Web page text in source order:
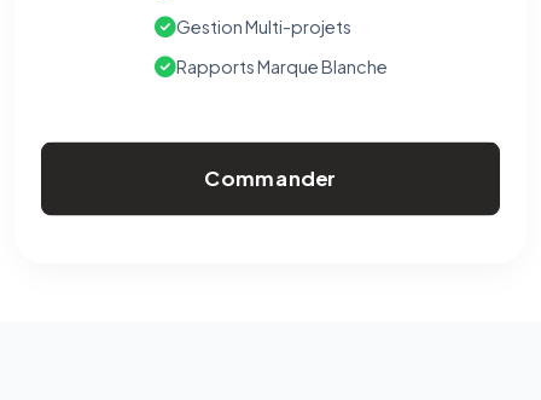
Gestion Multi-projets
Rapports Marque Blanche
Commander